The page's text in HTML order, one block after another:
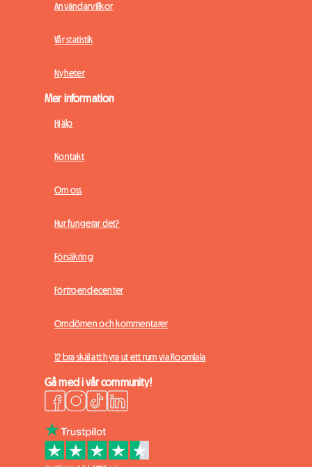
Användarvillkor
Vår statistik
Nyheter
Mer information
Hjälp
Kontakt
Om oss
Hur fungerar det?
Försäkring
Förtroendecenter
Omdömen och kommentarer
12 bra skäl att hyra ut ett rum via Roomlala
Gå med i vår community!